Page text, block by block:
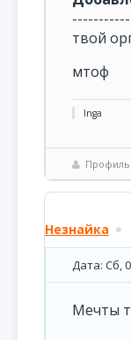
твой
мтоф
Inga
Профиль
Незнайка
Дата: Сб,
Мечты